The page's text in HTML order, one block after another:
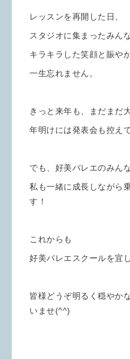
レッスンを再開した日、
スタジオに集まったみん
キラキラした笑顔と賑や
一生忘れません。
きっと来年も、まだまだ
年明けには発表会も控え
でも、好美バレエのみん
私も一緒に成長しながら
す！
これからも
好美バレエスクールを宜
皆様どうぞ明るく穏やか
いませ(^^)